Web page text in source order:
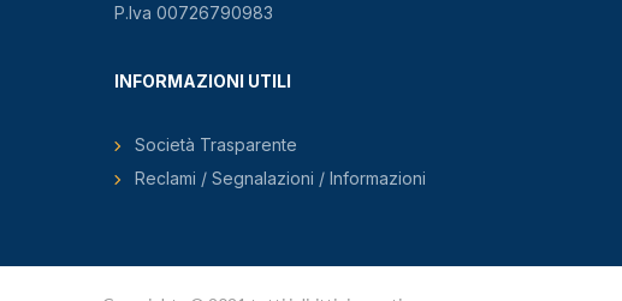
P.Iva 00726790983
INFORMAZIONI UTILI
Società Trasparente
Reclami / Segnalazioni / Informazioni